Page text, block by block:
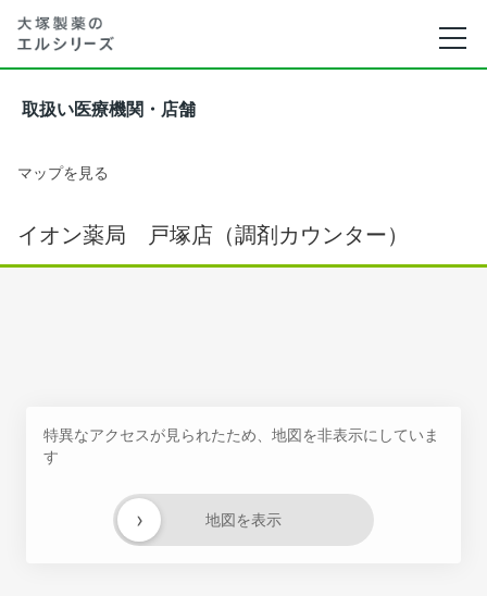
取扱い医療機関・店舗
マップを見る
イオン薬局 戸塚店（調剤カウンター）
特異なアクセスが見られたため、地図を非表示にしていま
す
地図を表示
›